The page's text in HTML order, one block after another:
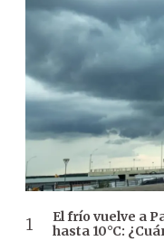
El frío vuelve a
hasta 10°C: